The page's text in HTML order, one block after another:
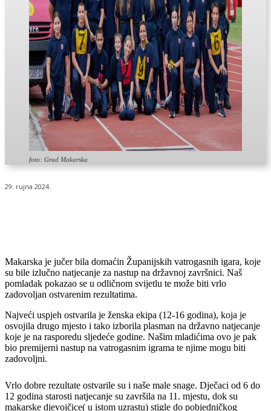
foto: Grad Makarska
29. rujna 2024.
Makarska je jučer bila domaćin Županijskih vatrogasnih igara, koje
su bile izlučno natjecanje za nastup na državnoj završnici. Naš
pomladak pokazao se u odličnom svijetlu te može biti vrlo
zadovoljan ostvarenim rezultatima.
Najveći uspjeh ostvarila je ženska ekipa (12-16 godina), koja je
osvojila drugo mjesto i tako izborila plasman na državno natjecanje
koje je na rasporedu sljedeće godine. Našim mladićima ovo je pak
bio premijerni nastup na vatrogasnim igrama te njime mogu biti
zadovoljni.
Vrlo dobre rezultate ostvarile su i naše male snage. Dječaci od 6 do
12 godina starosti natjecanje su završila na 11. mjestu, dok su
makarske djevojčice( u istom uzrastu) stigle do pobjedničkog